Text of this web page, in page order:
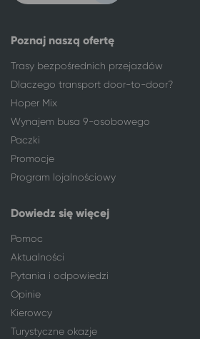
Wałbrzych
Kraków
Wrocław
Kraków
Zabrze
Kraków
297 miejscowości
Busko-Zdrój
Bieruń
Busko-Zdrój
Busko-Zdrój
Busko-Zdrój
Busko-Zdrój
Gdańsk
Gliwice
Jelenia Góra
Katowice
Kłodzko
Kołobrzeg
Poznaj naszą ofertę
Trasy bezpośrednich przejazdów
Dlaczego transport door-to-door?
Hoper Mix
Wynajem busa 9-osobowego
Paczki
Promocje
Program lojalnościowy
Dowiedz się więcej
Pomoc
Aktualności
Pytania i odpowiedzi
Opinie
Kierowcy
Turystyczne okazje